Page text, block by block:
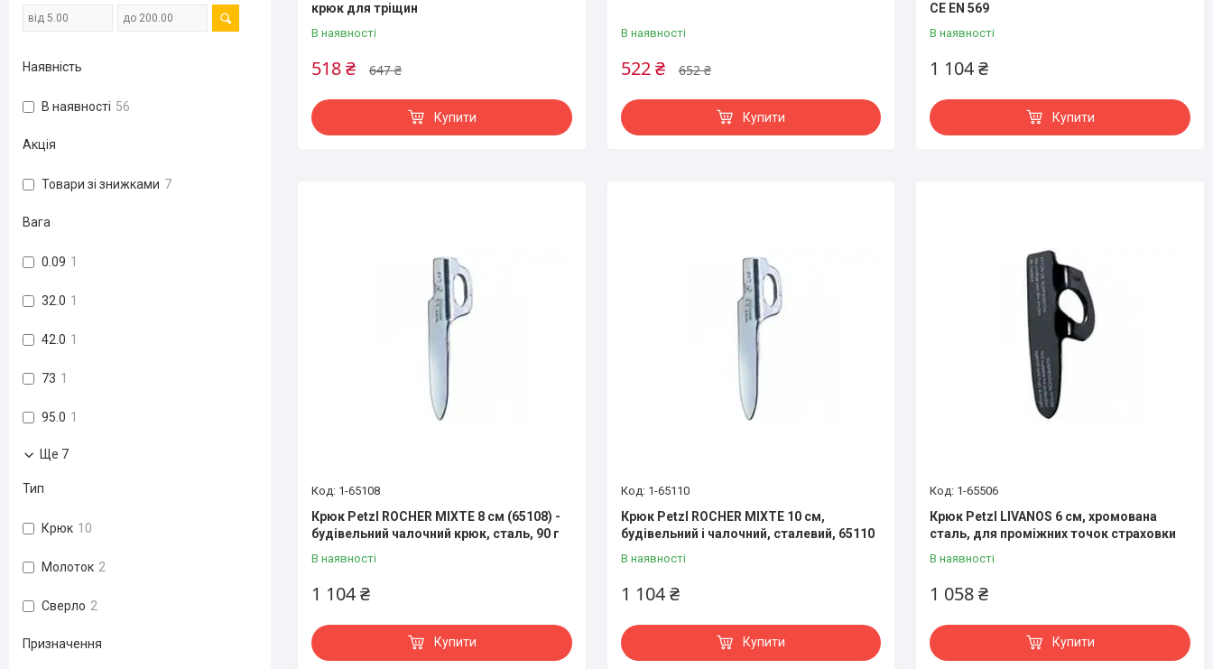
крюк для тріщин
В наявності
647 ₴
518 ₴
Купити
В наявності
652 ₴
522 ₴
Купити
CE EN 569
В наявності
1 104 ₴
Купити
1-65108
Крюк Petzl ROCHER MIXTE 8 см (65108) -
будівельний чалочний крюк, сталь, 90 г
В наявності
1 104 ₴
Купити
1-65110
Крюк Petzl ROCHER MIXTE 10 см,
будівельний і чалочний, сталевий, 65110
В наявності
1 104 ₴
Купити
1-65506
Крюк Petzl LIVANOS 6 см, хромована
сталь, для проміжних точок страховки
В наявності
1 058 ₴
Купити
Наявність
В наявності 56
Акція
Товари зі знижками 7
Вага
0.09 1
32.0 1
42.0 1
73 1
95.0 1
Ще 7
Тип
Крюк 10
Молоток 2
Сверло 2
Призначення